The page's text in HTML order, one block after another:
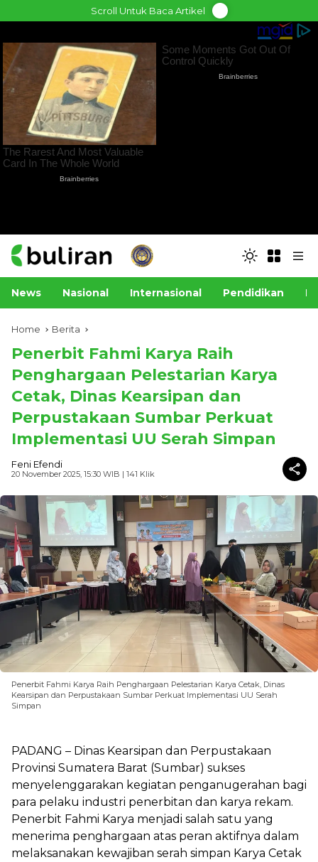
to
Scroll Untuk Baca Artikel
News Nasional Internasional Pendidikan
Home Berita
Penerbit Fahmi Karya Raih
Penghargaan Pelestarian Karya
Cetak, Dinas Kearsipan dan
Perpustakaan Sumbar Perkuat
Implementasi UU Serah Simpan
Feni Efendi
20 November 2025, 15:30 WIB | 141 Klik
Penerbit Fahmi Karya Raih Penghargaan Pelestarian Karya Cetak, Dinas
Kearsipan dan Perpustakaan Sumbar Perkuat Implementasi UU Serah
Simpan
PADANG – Dinas Kearsipan dan Perpustakaan
Provinsi Sumatera Barat (Sumbar) sukses
menyelenggarakan kegiatan penganugerahan bagi
para pelaku industri penerbitan dan karya rekam.
Penerbit Fahmi Karya menjadi salah satu yang
menerima penghargaan atas peran aktifnya dalam
melaksanakan kewajiban serah simpan Karya Cetak